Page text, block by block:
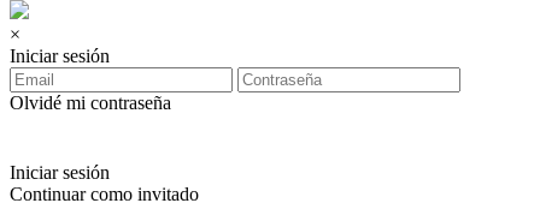
×
Iniciar sesión
Olvidé mi contraseña
Iniciar sesión
Continuar como invitado